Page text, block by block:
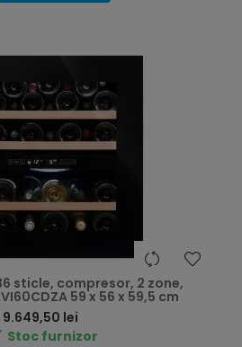
sticle, compresor, 2 zone,
59 x 56 x 59,5 cm
9.649,50 lei
Stoc furnizor